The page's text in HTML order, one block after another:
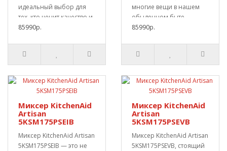
идеальный выбор для
тех, кто ценит качество и
стиль на..
85990р.
многие вещи в нашем
обыденном быте,
способен вызывать ..
85990р.
Миксер KitchenAid
Artisan
5KSM175PSEIB
Миксер KitchenAid Artisan
5KSM175PSEIB — это не
Миксер KitchenAid
Artisan
5KSM175PSEVB
Миксер KitchenAid Artisan
5KSM175PSEVB, стоящий